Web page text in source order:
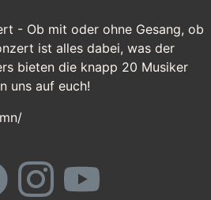
- Ob mit oder ohne Gesang, ob
ist alles dabei, was der
bieten die knapp 20 Musiker
uns auf euch!